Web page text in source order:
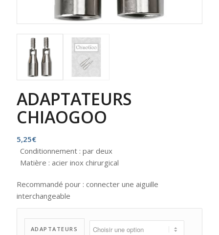
ADAPTATEURS
CHIAOGOO
5,25€
Conditionnement : par deux
Matière : acier inox chirurgical
Recommandé pour : connecter une aiguille
interchangeable
ADAPTATEURS